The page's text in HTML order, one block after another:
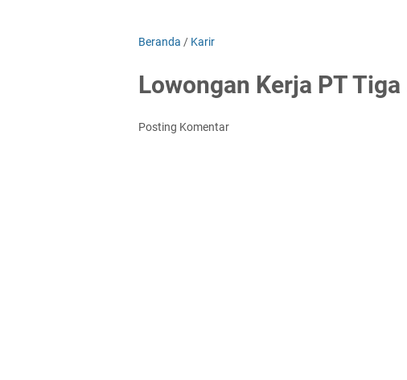
Beranda / Karir
Lowongan Kerja PT
Posting Komentar